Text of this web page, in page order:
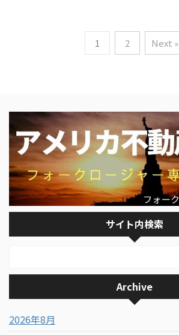
1 2 Next »
サイト内検索
Archive
2026年8月